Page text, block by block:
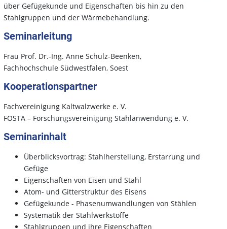
über Gefügekunde und Eigenschaften bis hin zu den
Stahlgruppen und der Wärmebehandlung.
Seminarleitung
Frau Prof. Dr.-Ing. Anne Schulz-Beenken,
Fachhochschule Südwestfalen, Soest
Kooperationspartner
Fachvereinigung Kaltwalzwerke e. V.
FOSTA – Forschungsvereinigung Stahlanwendung e. V.
Seminarinhalt
Überblicksvortrag: Stahlherstellung, Erstarrung und
Gefüge
Eigenschaften von Eisen und Stahl
Atom- und Gitterstruktur des Eisens
Gefügekunde - Phasenumwandlungen von Stählen
Systematik der Stahlwerkstoffe
Stahlgruppen und ihre Eigenschaften